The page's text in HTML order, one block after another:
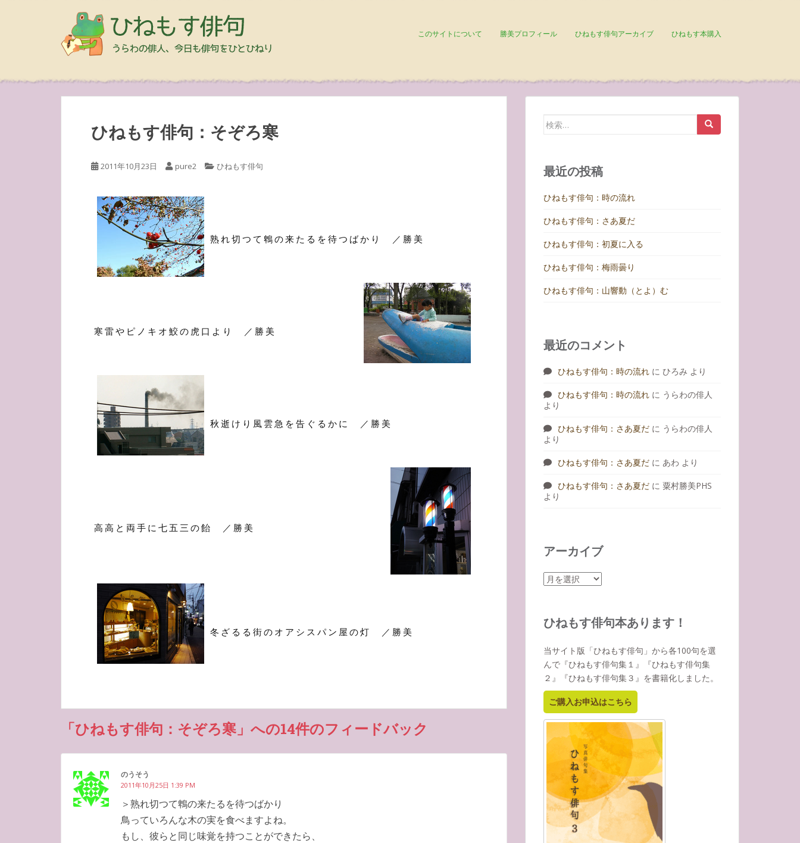
このサイトについて 勝美プロフィール ひねもす俳句アーカイブ ひねもす本購入
ひねもす俳句：そぞろ寒
2011年10月23日 pure2 ひねもす俳句
熟れ切つて鵯の来たるを待つばかり ／勝美
寒雷やピノキオ鮫の虎口より ／勝美
秋逝けり風雲急を告ぐるかに ／勝美
高高と両手に七五三の飴 ／勝美
冬ざるる街のオアシスパン屋の灯 ／勝美
「ひねもす俳句：そぞろ寒」への14件のフィードバック
のうそう
2011年10月25日 1:39 PM
＞熟れ切つて鵯の来たるを待つばかり
鳥っていろんな木の実を食べますよね。
もし、彼らと同じ味覚を持つことができたら、
検
最近の投稿
ひねもす俳句：時の流れ
ひねもす俳句：さあ夏だ
ひねもす俳句：初夏に入る
ひねもす俳句：梅雨曇り
ひねもす俳句：山響動（とよ）む
最近のコメント
ひねもす俳句：時の流れ に ひろみ より
ひねもす俳句：時の流れ に うらわの俳人
より
ひねもす俳句：さあ夏だ に うらわの俳人
より
ひねもす俳句：さあ夏だ に あわ より
ひねもす俳句：さあ夏だ に 粟村勝美PHS
より
アーカイブ
ア
イ
ひねもす俳句本あります！
当サイト版「ひねもす俳句」から各100句を選
んで『ひねもす俳句集１』『ひねもす俳句集
２』『ひねもす俳句集３』を書籍化しました。
ご購入お申込はこちら